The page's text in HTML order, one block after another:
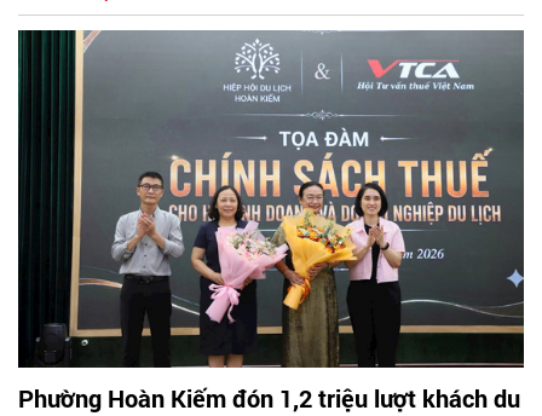
Phường Hoàn Kiếm đón 1,2 triệu lượt khách du